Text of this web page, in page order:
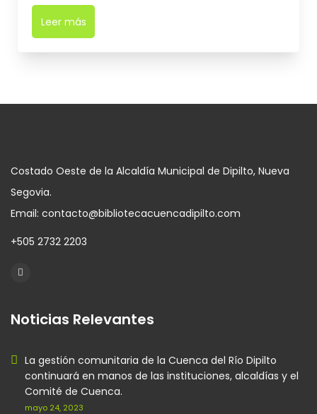
Leer más
Costado Oeste de la Alcaldía Municipal de Dipilto, Nueva
Segovia.
Email: contacto@bibliotecacuencadipilto.com
+505 2732 2203
Noticias Relevantes
La gestión comunitaria de la Cuenca del Río Dipilto
continuará en manos de las instituciones, alcaldías y el
Comité de Cuenca.
mayo 24, 2023